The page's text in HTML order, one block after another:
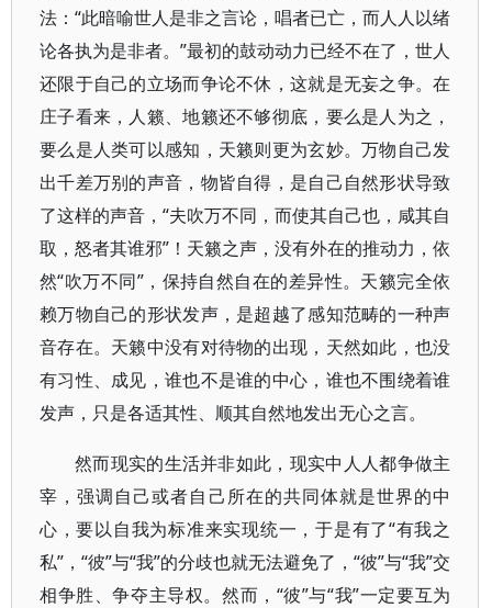
法：“此暗喻世人是非之言论，唱者已亡，而人人以绪
论各执为是非者。”最初的鼓动动力已经不在了，世人
还限于自己的立场而争论不休，这就是无妄之争。在
庄子看来，人籁、地籁还不够彻底，要么是人为之，
要么是人类可以感知，天籁则更为玄妙。万物自己发
出千差万别的声音，物皆自得，是自己自然形状导致
了这样的声音，“夫吹万不同，而使其自己也，咸其自
取，怒者其谁邪”！天籁之声，没有外在的推动力，依
然“吹万不同”，保持自然自在的差异性。天籁完全依
赖万物自己的形状发声，是超越了感知范畴的一种声
音存在。天籁中没有对待物的出现，天然如此，也没
有习性、成见，谁也不是谁的中心，谁也不围绕着谁
发声，只是各适其性、顺其自然地发出无心之言。
然而现实的生活并非如此，现实中人人都争做主
宰，强调自己或者自己所在的共同体就是世界的中
心，要以自我为标准来实现统一，于是有了“有我之
私”，“彼”与“我”的分歧也就无法避免了，“彼”与“我”交
相争胜、争夺主导权。然而，“彼”与“我”一定要互为